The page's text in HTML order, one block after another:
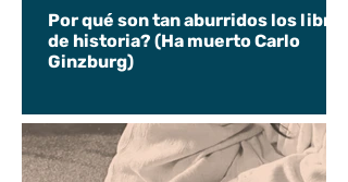
Por qué son tan aburridos los libros
de historia? (Ha muerto Carlo
Ginzburg)